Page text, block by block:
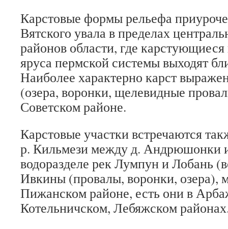
Карстовые формы рельефа
Вятского увала в пределах
районов области, где
яруса пермской системы выходят
Наиболее характерно карст
(озера, воронки, щелевидные
Советском районе.
Карстовые участки встречаются
р. Кильмези между д. Андрюшонки
водоразделе рек Лумпун и Лобань
Ивкины (провалы, воронки, озера),
Пижанском районе, есть они в
Котельничском, Лебяжском